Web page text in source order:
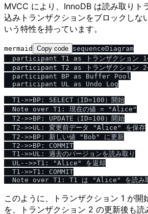
MVCC により、InnoDB は読み取りト
込みトランザクションをブロックしな
いう特性を持っています。
mermaid Copy code sequenceDiagram
participant T1 as トランザクション
participant T2 as トランザクション
  participant BP as Buffer Pool
  participant UL as Undo Log
  T1->>BP: SELECT（ID=100）開始
  Note over T1: 現在の値 = "Alice"
  T2->>BP: UPDATE（ID=100）開始
  T2->>UL: 変更前データ "Alice" を保存
  T2->>BP: 新しい値 "Bob" に更新
  T2->>BP: COMMIT
  T1->>UL: 過去のバージョンを読み取り
  UL-->>T1: "Alice" を返却
  T1->>T1: COMMIT
このように、トランザクション 1 が開
を、トランザクション 2 の更新後も